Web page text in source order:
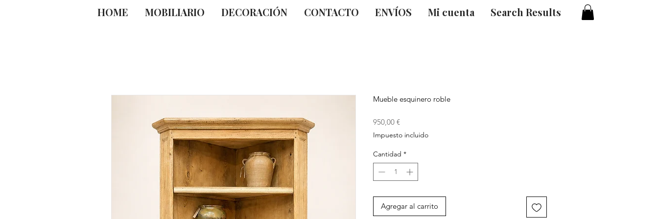
HOME MOBILIARIO DECORACIÓN CONTACTO ENVÍOS Mi cuenta Search Results
Mueble esquinero roble
950,00 €Precio
Impuesto incluido
Cantidad *
Agregar al carrito